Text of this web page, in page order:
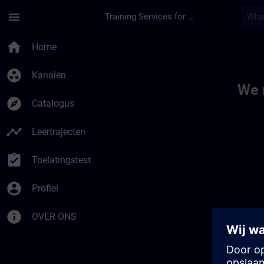
menu Training Services for Digital Industries
home Home
group_work Kanalen
explore Catalogus
timeline Leertrajecten
assignment_turned_in Toelatingstest
account_circle Profiel
info OVER ONS
We